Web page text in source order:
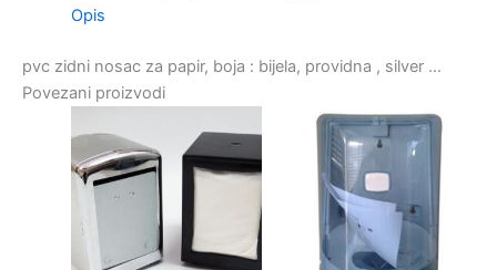
Opis
pvc zidni nosac za papir, boja : bijela, providna , silver …
Povezani proizvodi